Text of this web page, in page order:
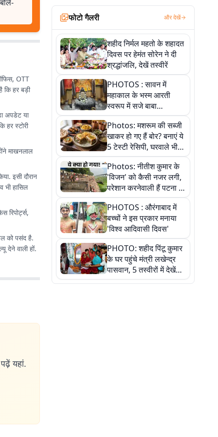
OTT
कि हर बड़ी
अपडेट या
हर स्टोरी
माखनलाल
इसी दौरान
हासिल
रिपोर्ट्स,
को पसंद है.
देने वाली हों.
यहां.
फोटो गैलरी और देखें
शहीद निर्मल महतो के शहादत
दिवस पर हेमंत सोरेन ने दी
श्रद्धांजलि, देखें तस्वीरें
PHOTOS : सावन में
महाकाल के भस्म आरती
स्वरूप में सजे बाबा
औघड़दानी, तस्वीरों में करें
अद्भुत दर्शन
Photos: मशरूम की सब्जी
खाकर हो गए हैं बोर? बनाएं ये
5 टेस्टी रेसिपी, घरवाले भी
मांगेंगे बार-बार
Photos: नीतीश कुमार के
'विजन' को कैसी नजर लगी,
परेशान करनेवाली हैं पटना में
गंगा घाट की ये 11 तस्वीरें
PHOTOS : औरंगाबाद में
बच्चों ने इस प्रकार मनाया
'विश्व आदिवासी दिवस'
PHOTO: शहीद पिंटू कुमार
के घर पहुंचे मंत्री लखेन्द्र
पासवान, 5 तस्वीरों में देखें
उस भावुक पल की पूरी